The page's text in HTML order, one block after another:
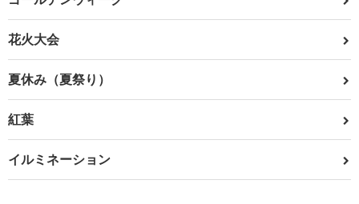
花火大会
夏休み（夏祭り）
紅葉
イルミネーション